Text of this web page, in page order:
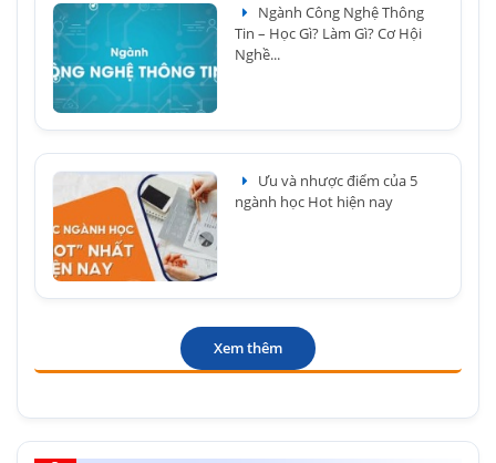
Ngành Công Nghệ Thông
Tin – Học Gì? Làm Gì? Cơ Hội
Nghề...
Ưu và nhược điểm của 5
ngành học Hot hiện nay
Xem thêm